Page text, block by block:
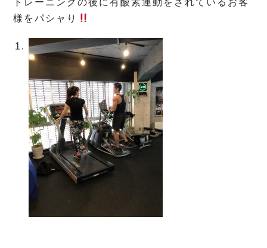
トレーニングの後に有酸素運動をされているお客
様をパシャり